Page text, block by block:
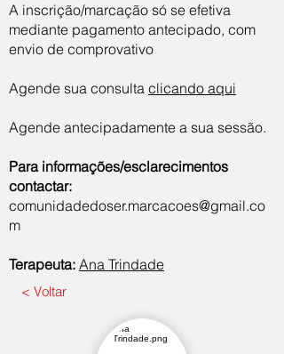
A inscrição/marcação só se efetiva
mediante pagamento antecipado, com
envio de comprovativo
Agende sua consulta clicando aqui
Agende antecipadamente a sua sessão.
Para informações/esclarecimentos
contactar:
comunidadedoser.marcacoes@gmail.co
m
Terapeuta: Ana Trindade
< Voltar